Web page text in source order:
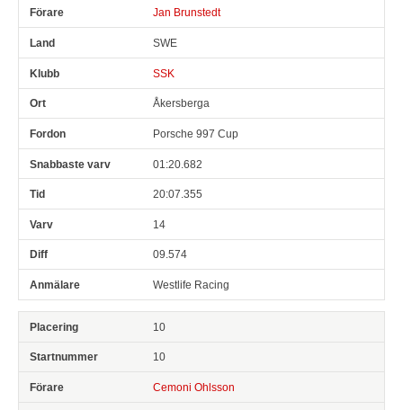
Jan Brunstedt
SWE
SSK
Åkersberga
Porsche 997 Cup
01:20.682
20:07.355
14
09.574
Westlife Racing
10
10
Cemoni Ohlsson